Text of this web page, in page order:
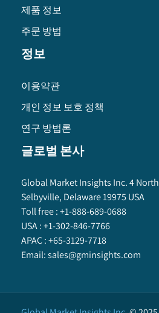
제품 정보
주문 방법
정보
이용약관
개인 정보 보호 정책
연구 방법론
글로벌 본사
Global Market Insights Inc. 4
Selbyville, Delaware 19975 USA
Toll free :+1-888-689-0688
USA :+1-302-846-7766
APAC :+65-3129-7718
Email:sales@gminsights.com